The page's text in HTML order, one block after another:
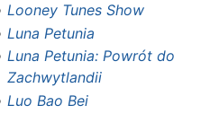
Looney Tunes Show
Luna Petunia
Luna Petunia: Powrót do
Zachwytlandii
Luo Bao Bei